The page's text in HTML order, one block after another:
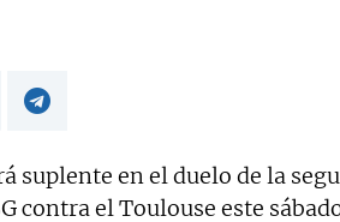
suplente en el duelo de la
contra el Toulouse este